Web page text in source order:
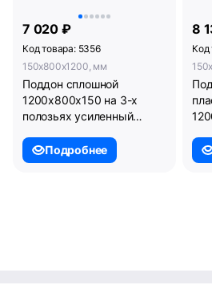
7 020 ₽
Код товара: 5356
150x800x1200, мм
Поддон сплошной
1200x800x150 на 3-х
полозьях усиленный
(02.117.F.91.PEF.S.Т10X)
Подробнее
8
Код